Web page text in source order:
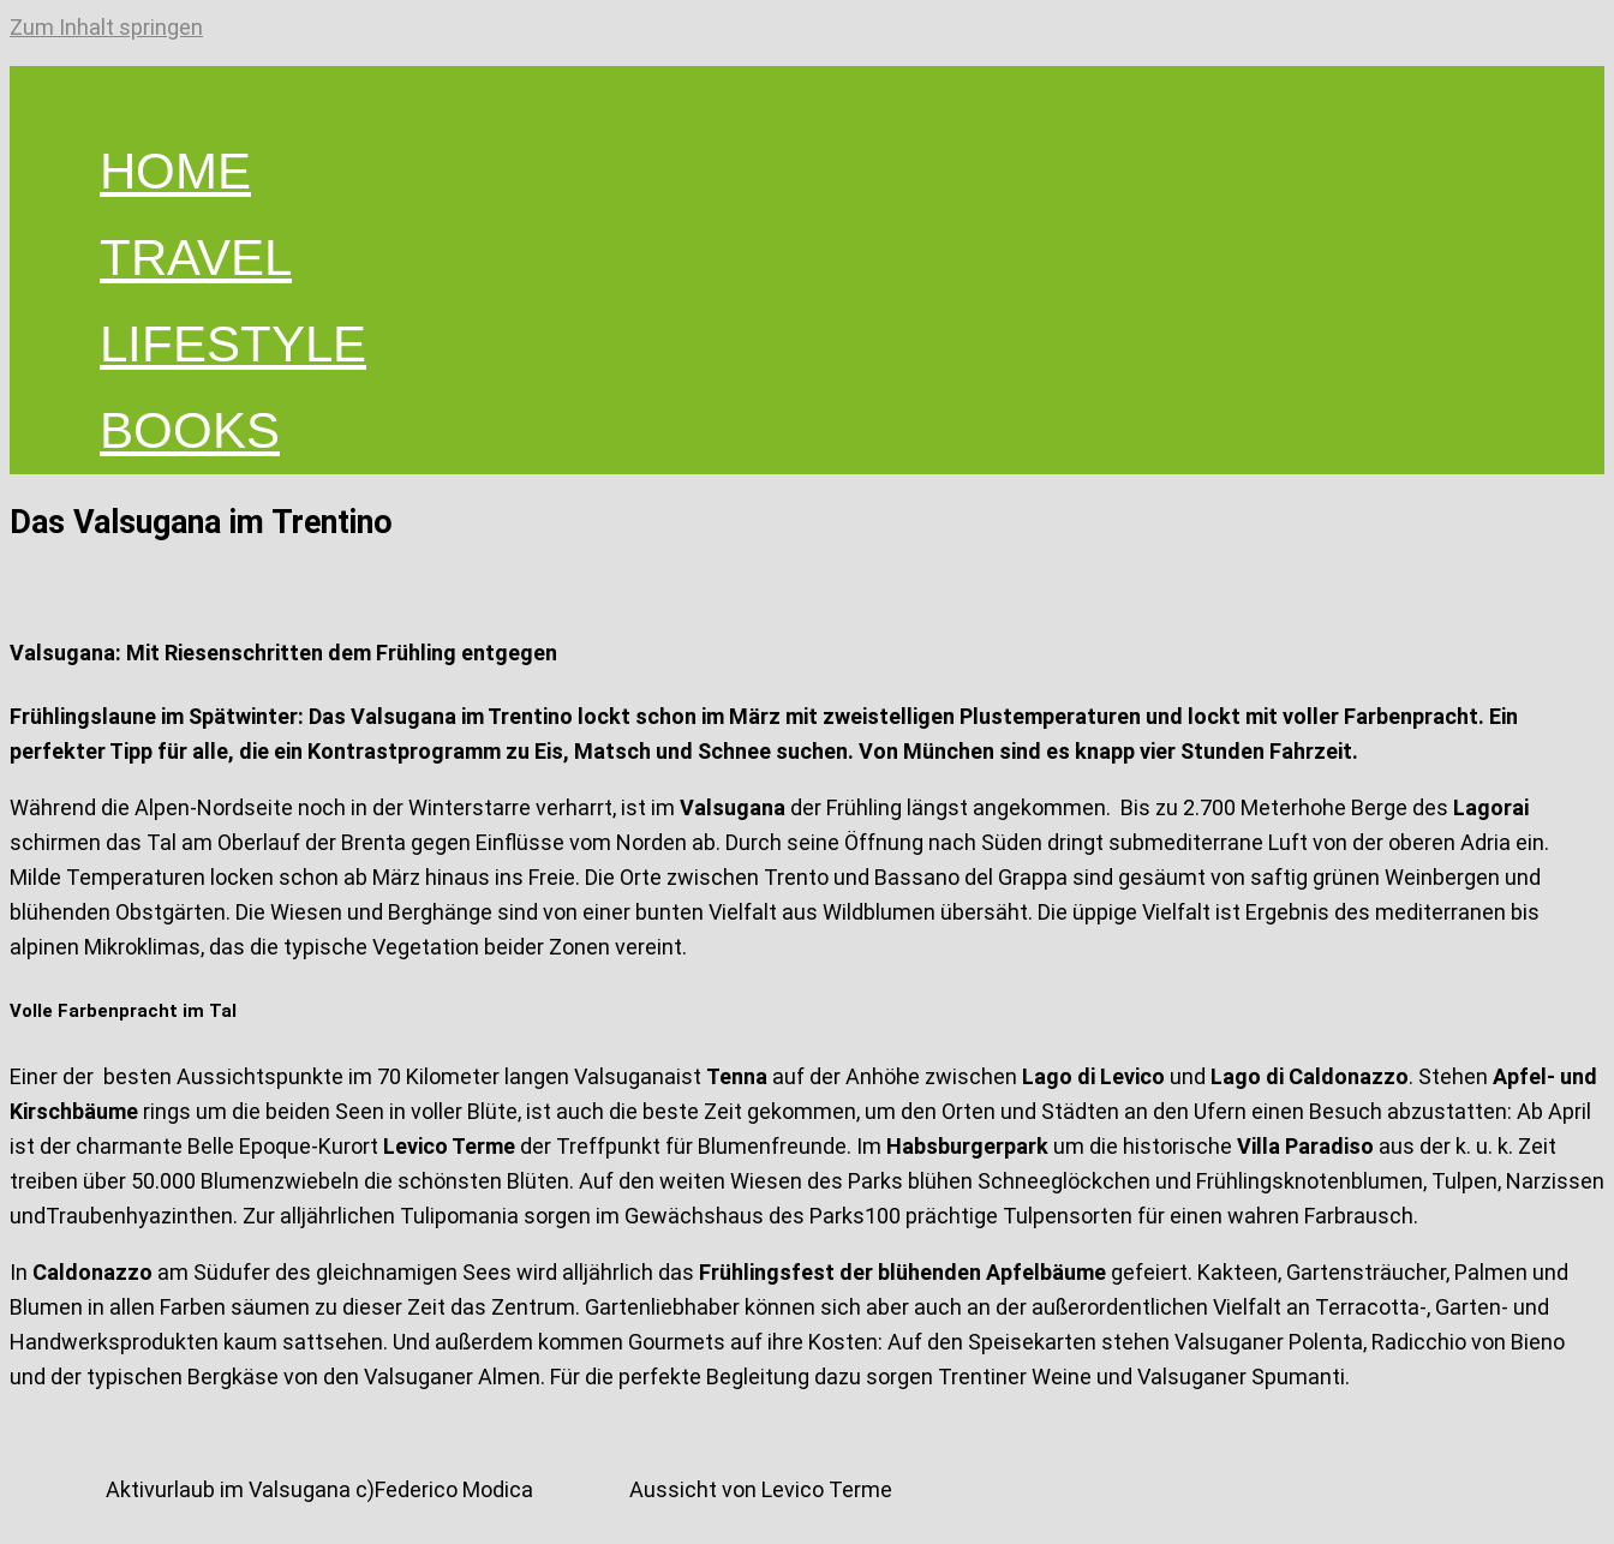
Zum Inhalt springen
HOME
TRAVEL
LIFESTYLE
BOOKS
Das Valsugana im Trentino
Valsugana: Mit Riesenschritten dem Frühling entgegen
Frühlingslaune im Spätwinter: Das Valsugana im Trentino lockt schon im März mit zweistelligen Plustemperaturen und lockt mit voller Farbenpracht. Ein
perfekter Tipp für alle, die ein Kontrastprogramm zu Eis, Matsch und Schnee suchen. Von München sind es knapp vier Stunden Fahrzeit.
Während die Alpen-Nordseite noch in der Winterstarre verharrt, ist im Valsugana der Frühling längst angekommen. Bis zu 2.700 Meterhohe Berge des Lagorai
schirmen das Tal am Oberlauf der Brenta gegen Einflüsse vom Norden ab. Durch seine Öffnung nach Süden dringt submediterrane Luft von der oberen Adria ein.
Milde Temperaturen locken schon ab März hinaus ins Freie. Die Orte zwischen Trento und Bassano del Grappa sind gesäumt von saftig grünen Weinbergen und
blühenden Obstgärten. Die Wiesen und Berghänge sind von einer bunten Vielfalt aus Wildblumen übersäht. Die üppige Vielfalt ist Ergebnis des mediterranen bis
alpinen Mikroklimas, das die typische Vegetation beider Zonen vereint.
Volle Farbenpracht im Tal
Einer der besten Aussichtspunkte im 70 Kilometer langen Valsuganaist Tenna auf der Anhöhe zwischen Lago di Levico und Lago di Caldonazzo. Stehen Apfel- und
Kirschbäume rings um die beiden Seen in voller Blüte, ist auch die beste Zeit gekommen, um den Orten und Städten an den Ufern einen Besuch abzustatten: Ab April
ist der charmante Belle Epoque-Kurort Levico Terme der Treffpunkt für Blumenfreunde. Im Habsburgerpark um die historische Villa Paradiso aus der k. u. k. Zeit
treiben über 50.000 Blumenzwiebeln die schönsten Blüten. Auf den weiten Wiesen des Parks blühen Schneeglöckchen und Frühlingsknotenblumen, Tulpen, Narzissen
undTraubenhyazinthen. Zur alljährlichen Tulipomania sorgen im Gewächshaus des Parks100 prächtige Tulpensorten für einen wahren Farbrausch.
In Caldonazzo am Südufer des gleichnamigen Sees wird alljährlich das Frühlingsfest der blühenden Apfelbäume gefeiert. Kakteen, Gartensträucher, Palmen und
Blumen in allen Farben säumen zu dieser Zeit das Zentrum. Gartenliebhaber können sich aber auch an der außerordentlichen Vielfalt an Terracotta-, Garten- und
Handwerksprodukten kaum sattsehen. Und außerdem kommen Gourmets auf ihre Kosten: Auf den Speisekarten stehen Valsuganer Polenta, Radicchio von Bieno
und der typischen Bergkäse von den Valsuganer Almen. Für die perfekte Begleitung dazu sorgen Trentiner Weine und Valsuganer Spumanti.
Aktivurlaub im Valsugana c)Federico Modica Aussicht von Levico Terme